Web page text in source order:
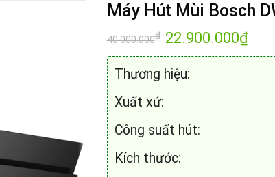
Máy Hút Mùi Bosch
40.000.000₫ Giá
gốc
là:
22.900.000₫Giá
hiện
tại
Thương
Xuất
Công suất
Kích